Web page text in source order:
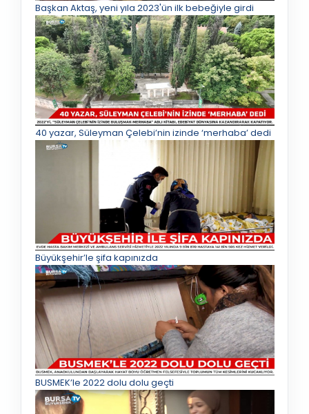
Başkan Aktaş, yeni yıla 2023'ün ilk bebeğiyle girdi
40 yazar, Süleyman Çelebi’nin izinde ‘merhaba’ dedi
Büyükşehir’le şifa kapınızda
BUSMEK’le 2022 dolu dolu geçti